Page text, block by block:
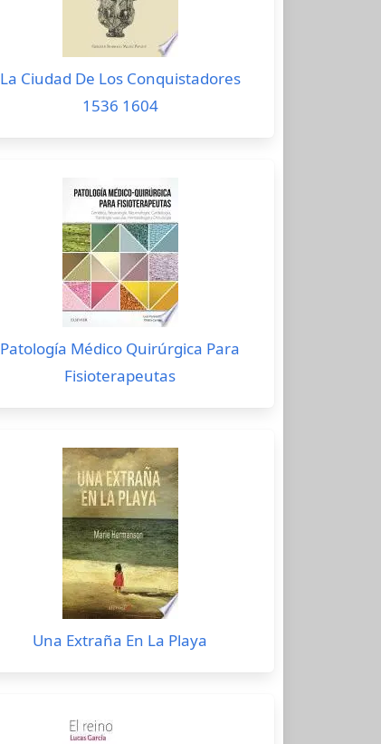
La Ciudad De Los Conquistadores
1536 1604
Patología Médico Quirúrgica Para
Fisioterapeutas
Una Extraña En La Playa